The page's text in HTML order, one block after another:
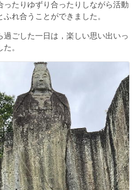
ったりゆずり合ったりしながら活動
れ合うことができました。
ごした一日は，楽しい思い出いっ
。